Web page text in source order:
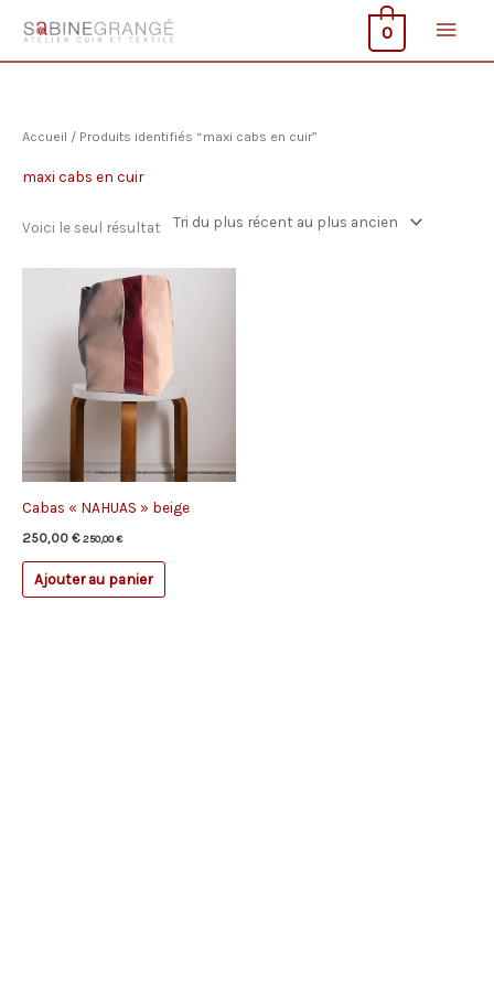
contenu
0
Accueil / Produits identifiés “maxi cabs en cuir”
maxi cabs en cuir
Voici le seul résultat
Cabas « NAHUAS » beige
250,00 € 250,00€
Ajouter au panier